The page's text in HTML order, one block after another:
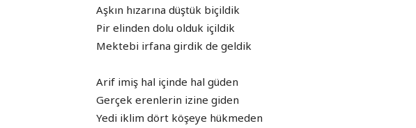
Aşkın hızarına düştük biçildik
Pir elinden dolu olduk içildik
Mektebi irfana girdik de geldik
Arif imiş hal içinde hal güden
Gerçek erenlerin izine giden
Yedi iklim dört köşeye hükmeden